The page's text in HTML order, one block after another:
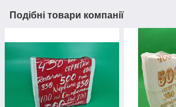
Подібні товари компанії